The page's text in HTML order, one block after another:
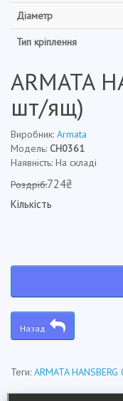
Діаметр
Тип кріплення
ARMATA
шт/ящ)
Виробник: Armata
Модель: CH0361
Наявність: На складі
Роздріб:724₴
Кількість
Назад
Теги: ARMATA